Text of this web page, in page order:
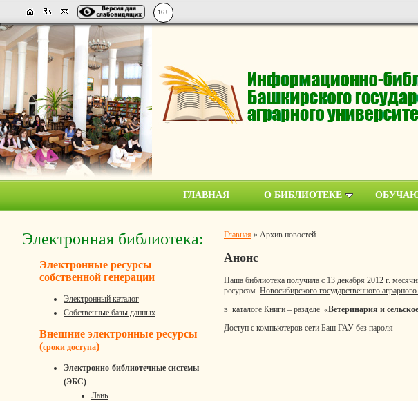
16+
ГЛАВНАЯ О БИБЛИОТЕКЕ
Электронная библиотека:
Электронные ресурсы
собственной генерации
Электронный каталог
Собственные базы данных
Внешние электронные ресурсы
(сроки доступа)
Электронно-библиотечные системы
(ЭБС)
Лань
Главная » Архив новостей
Анонс
Наша библиотека получила с 13 декабря 2012 г.
ресурсам Новосибирского государственного
в каталоге Книги – разделе «Ветеринария и
Доступ с компьютеров сети Баш ГАУ без пароля